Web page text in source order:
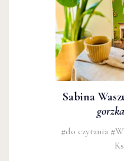
Sabina
#do czytania